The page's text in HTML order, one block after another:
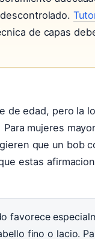
de capas
de edad, pero la
mujeres
que un bob
estas
favorece
fino o lacio.